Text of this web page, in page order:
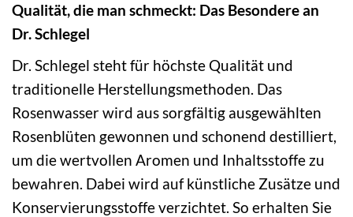
Qualität, die man schmeckt: Das Besondere an
Dr. Schlegel
Dr. Schlegel steht für höchste Qualität und
traditionelle Herstellungsmethoden. Das
Rosenwasser wird aus sorgfältig ausgewählten
Rosenblüten gewonnen und schonend destilliert,
um die wertvollen Aromen und Inhaltsstoffe zu
bewahren. Dabei wird auf künstliche Zusätze und
Konservierungsstoffe verzichtet. So erhalten Sie